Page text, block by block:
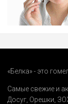
«Белка» - это
Самые свежие и
Досуг Орешки